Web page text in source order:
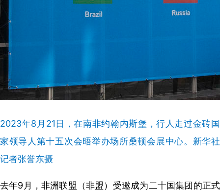
2023年8月21日，在南非约翰内斯堡，行人走过金砖国
家领导人第十五次会晤举办场所桑顿会展中心。新华社
记者张誉东摄
去年9月，非洲联盟（非盟）受邀成为二十国集团的正式